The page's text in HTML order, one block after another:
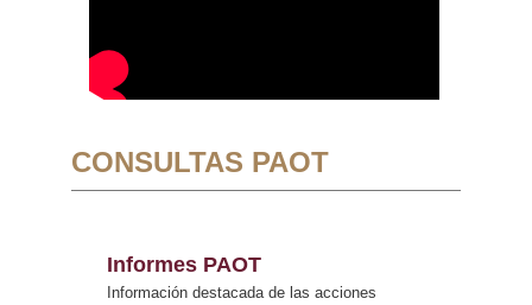
CONSULTAS PAOT
Informes PAOT
Información destacada de las acciones